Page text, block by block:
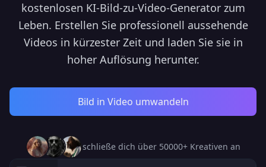
kostenlosen KI-Bild-zu-Video-Generator zum
Leben. Erstellen Sie professionell aussehende
Videos in kürzester Zeit und laden Sie sie in
hoher Auflösung herunter.
Bild in Video umwandeln
schließe dich über 50000+ Kreativen an